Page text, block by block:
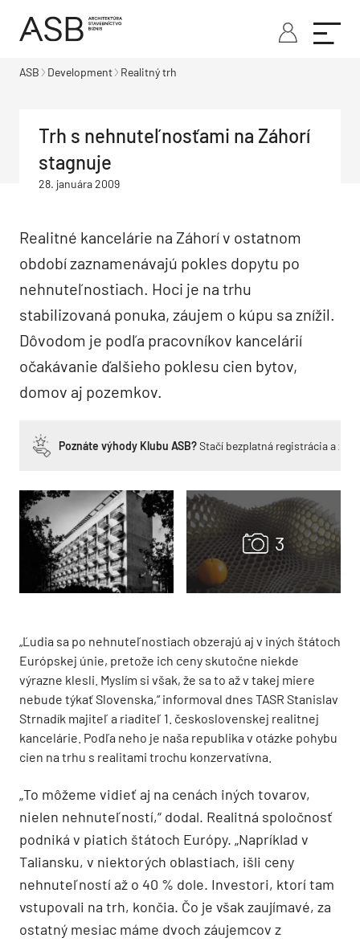
ASB Development Realitný trh
Trh s nehnuteľnosťami na Záhorí
stagnuje
28. januára 2009
Realitné kancelárie na Záhorí v ostatnom
období zaznamenávajú pokles dopytu po
nehnuteľnostiach. Hoci je na trhu
stabilizovaná ponuka, záujem o kúpu sa znížil.
Dôvodom je podľa pracovníkov kancelárií
očakávanie ďalšieho poklesu cien bytov,
domov aj pozemkov.
Poznáte výhody Klubu ASB?Stačí bezplatná registrácia a
„Ľudia sa po nehnuteľnostiach obzerajú aj v iných štátoch
Európskej únie, pretože ich ceny skutočne niekde
výrazne klesli. Myslím si však, že sa to až v takej miere
nebude týkať Slovenska,“ informoval dnes TASR Stanislav
Strnadík majiteľ a riaditeľ 1. československej realitnej
kancelárie. Podľa neho je naša republika v otázke pohybu
cien na trhu s realitami trochu konzervatívna.
„To môžeme vidieť aj na cenách iných tovarov,
nielen nehnuteľností,“ dodal. Realitná spoločnosť
podniká v piatich štátoch Európy. „Napríklad v
Taliansku, v niektorých oblastiach, išli ceny
nehnuteľností až o 40 % dole. Investori, ktorí tam
vstupovali na trh, končia. Čo je však zaujímavé, za
ostatný mesiac máme dvoch záujemcov z